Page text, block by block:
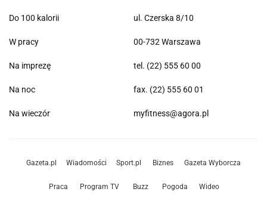
Do 100 kalorii
W pracy
Na imprezę
Na noc
Na wieczór
ul. Czerska 8/10
00-732 Warszawa
tel. (22) 555 60 00
fax. (22) 555 60 01
myfitness@agora.pl
Gazeta.pl Wiadomości Sport.pl Biznes Gazeta Wyborcza
Praca Program TV Buzz Pogoda Wideo